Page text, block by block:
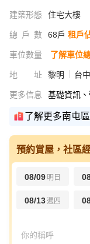
建築形態 住宅大樓
總戶數 68戶 租戶
車位數量 了解車位
地址 黎明 台
更多信息 基礎資訊
了解更多南屯
預約賞屋，社區
08/09 明日
08/13週四